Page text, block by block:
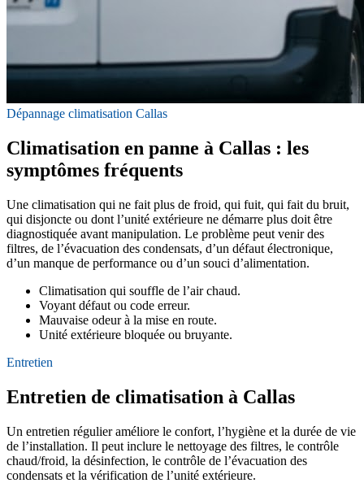
Dépannage climatisation Callas
Climatisation en panne à Callas : les
symptômes fréquents
Une climatisation qui ne fait plus de froid, qui fuit, qui fait du bruit,
qui disjoncte ou dont l’unité extérieure ne démarre plus doit être
diagnostiquée avant manipulation. Le problème peut venir des
filtres, de l’évacuation des condensats, d’un défaut électronique,
d’un manque de performance ou d’un souci d’alimentation.
Climatisation qui souffle de l’air chaud.
Voyant défaut ou code erreur.
Mauvaise odeur à la mise en route.
Unité extérieure bloquée ou bruyante.
Entretien
Entretien de climatisation à Callas
Un entretien régulier améliore le confort, l’hygiène et la durée de vie
de l’installation. Il peut inclure le nettoyage des filtres, le contrôle
chaud/froid, la désinfection, le contrôle de l’évacuation des
condensats et la vérification de l’unité extérieure.